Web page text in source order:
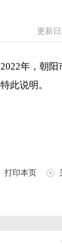
更新
2022年，朝
特此说明。
打印本页